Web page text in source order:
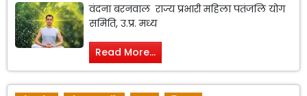
वंदना बरनवाल राज्य प्रभारी महिला पतंजलि योग
समिति, उ.प्र. मध्य
Read More...